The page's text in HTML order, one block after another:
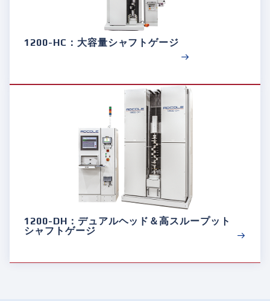
1200-HC：大容量シャフトゲージ
1200-DH：デュアルヘッド＆高スループット
シャフトゲージ